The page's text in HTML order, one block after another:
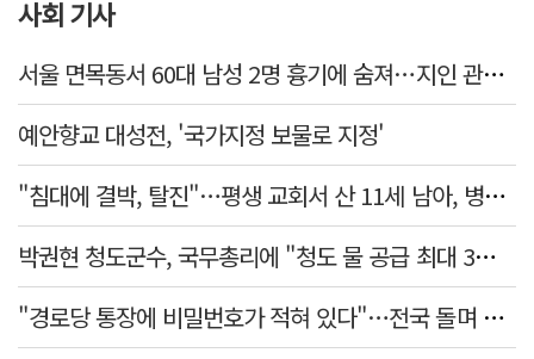
사회 기사
서울 면목동서 60대 남성 2명 흉기에 숨져…지인 관계로 추정
예안향교 대성전, '국가지정 보물로 지정'
"침대에 결박, 탈진"…평생 교회서 산 11세 남아, 병원 이송 끝 숨져
박권현 청도군수, 국무총리에 "청도 물 공급 최대 3만t 늘려달라"
"경로당 통장에 비밀번호가 적혀 있다"…전국 돌며 경로당 13곳 턴 30대 구속